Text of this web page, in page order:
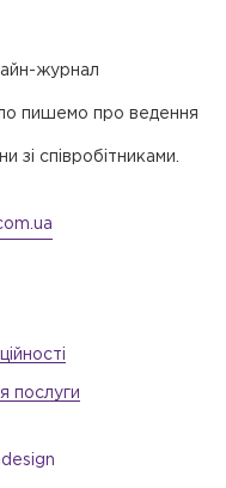
журнал
пишемо про ведення
зі співробітниками.
послуги